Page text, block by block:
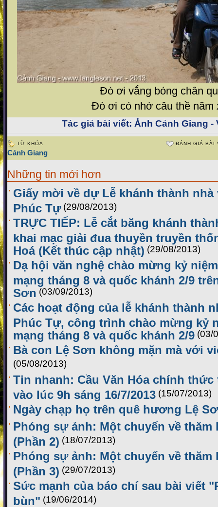
Đò ơi vắng bóng chân
Đò ơi có nhớ câu thề năm
Tác giả bài viết: Ảnh Cảnh Giang
TỪ KHÓA:
Cảnh Giang
ĐÁNH GIÁ BÀI
Những tin mới hơn
Giấy mời về dự Lễ khánh thành nhà
Phúc Tự (29/08/2013)
TRỰC TIẾP: Lễ cắt băng khánh
khai mạc giải đua thuyền truyền
Hoá (Kết thúc cập nhật) (29/08/2013)
Dạ hội văn nghệ chào mừng kỷ
mạng tháng 8 và quốc khánh 2/9
Sơn (03/09/2013)
Các hoạt động của lễ khánh thành
Phúc Tự, công trình chào mừng kỷ
mạng tháng 8 và quốc khánh 2/9 (03/
Bà con Lệ Sơn không mặn mà với
(05/08/2013)
Tin nhanh: Cầu Văn Hóa chính
vào lúc 9h sáng 16/7/2013 (15/07/2013)
Ngày chạp họ trên quê hương Lệ
Phóng sự ảnh: Một chuyến về thăm
(Phần 2) (18/07/2013)
Phóng sự ảnh: Một chuyến về thăm
(Phần 3) (29/07/2013)
Sức mạnh của báo chí sau bài viết
bùn" (19/06/2014)